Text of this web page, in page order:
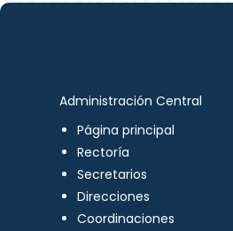
Administración Central
Página principal
Rectoría
Secretarios
Direcciones
Coordinaciones